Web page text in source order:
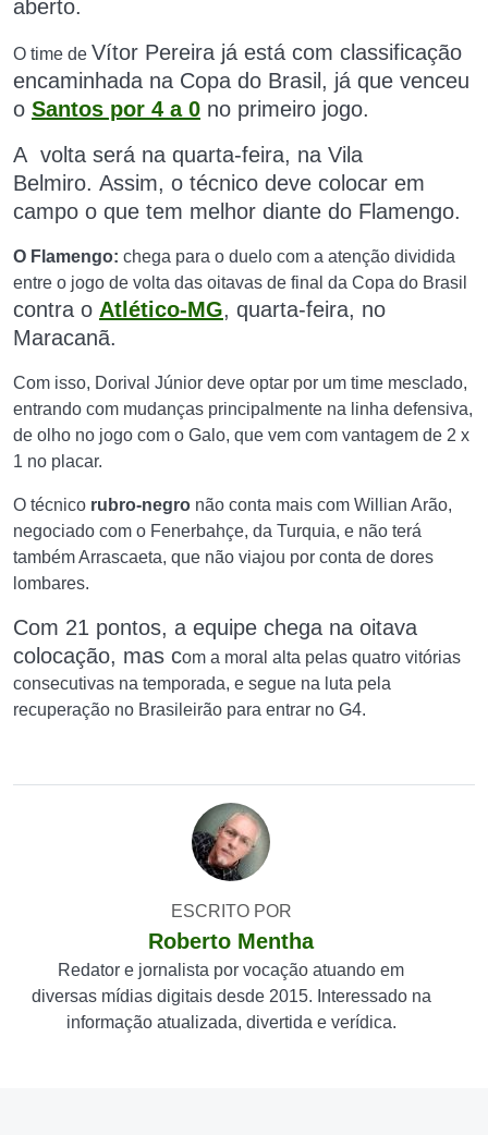
aberto.
O time de Vítor Pereira já está com classificação
encaminhada na Copa do Brasil, já que venceu
o Santos por 4 a 0 no primeiro jogo.
A volta será na quarta-feira, na Vila
Belmiro. Assim, o técnico deve colocar em
campo o que tem melhor diante do Flamengo.
O Flamengo: chega para o duelo com a atenção dividida
entre o jogo de volta das oitavas de final da Copa do Brasil
contra o Atlético-MG, quarta-feira, no
Maracanã.
Com isso, Dorival Júnior deve optar por um time mesclado,
entrando com mudanças principalmente na linha defensiva,
de olho no jogo com o Galo, que vem com vantagem de 2 x
1 no placar.
O técnico rubro-negro não conta mais com Willian Arão,
negociado com o Fenerbahçe, da Turquia, e não terá
também Arrascaeta, que não viajou por conta de dores
lombares.
Com 21 pontos, a equipe chega na oitava
colocação, mas com a moral alta pelas quatro vitórias
consecutivas na temporada, e segue na luta pela
recuperação no Brasileirão para entrar no G4.
ESCRITO POR
Roberto Mentha
Redator e jornalista por vocação atuando em
diversas mídias digitais desde 2015. Interessado na
informação atualizada, divertida e verídica.